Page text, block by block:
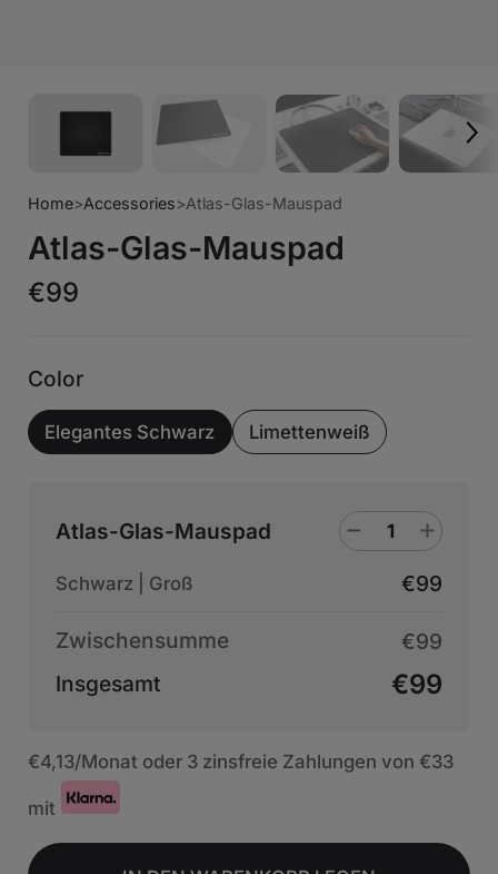
Home>Accessories>Atlas-Glas-Mauspad
Atlas-Glas-Mauspad
€99
Color
Elegantes Schwarz Limettenweiß
Atlas-Glas-Mauspad
Schwarz | Groß €99
Zwischensumme
€99
Insgesamt
€99
€4,13/Monat oder 3 zinsfreie Zahlungen von €33
mit